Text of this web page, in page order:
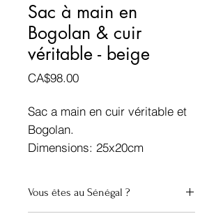
Sac à main en
Bogolan & cuir
véritable - beige
CA$98.00Prix
Sac a main en cuir véritable et
Bogolan.
Dimensions: 25x20cm
Voir d'autres produits en
Vous êtes au Sénégal ?